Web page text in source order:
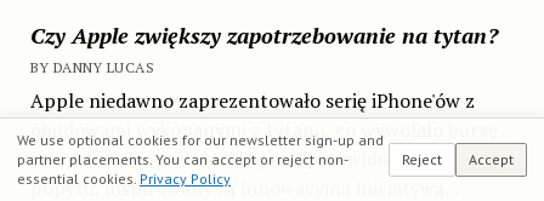
Czy Apple zwiększy zapotrzebowanie na tytan?
BY DANNY LUCAS
Apple niedawno zaprezentowało serię iPhone'ów z
obudowami wykonanymi z tytanu, co wywołało burzę
na rynku tego metalu. Eksperci przewidują wzrost
popytu, inspirowany tą innowacyjną inicjatywą...
We use optional cookies for our newsletter sign-up and
partner placements. You can accept or reject non-
essential cookies. Privacy Policy
Reject Accept